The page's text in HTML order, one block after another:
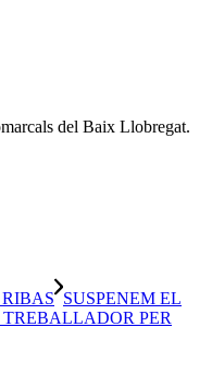
del Baix Llobregat.
SUSPENEM EL
PER